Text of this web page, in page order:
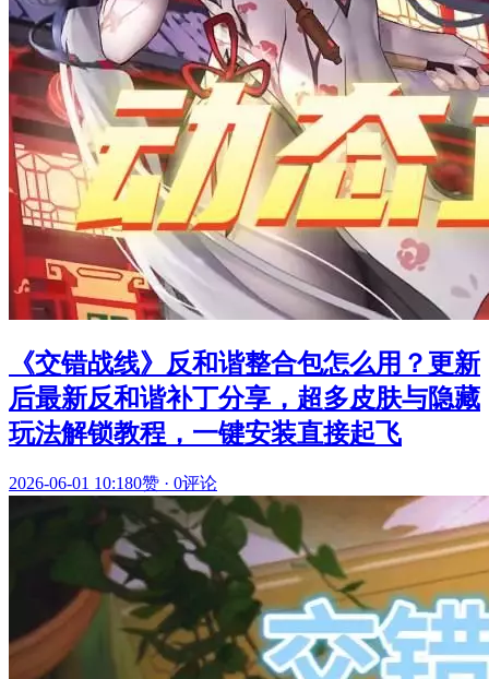
《交错战线》反和谐整合包怎么用？更新
后最新反和谐补丁分享，超多皮肤与隐藏
玩法解锁教程，一键安装直接起飞
2026-06-01 10:180赞 · 0评论